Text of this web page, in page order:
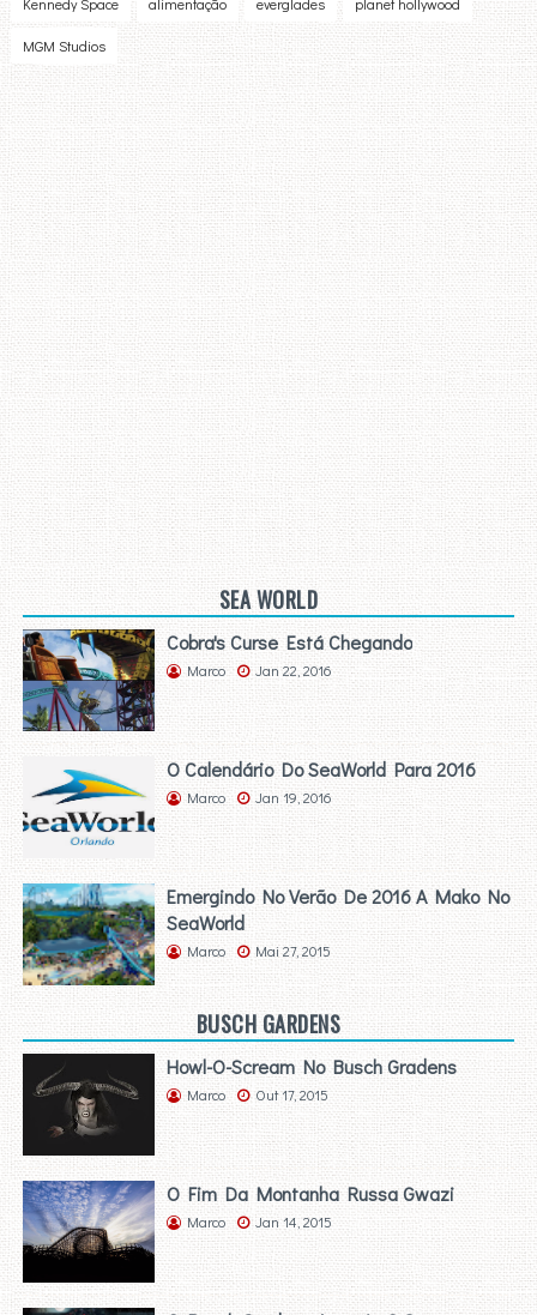
MGM Studios
SEA WORLD
Cobra's Curse Está Chegando
Marco Jan 22, 2016
O Calendário Do SeaWorld Para 2016
Marco Jan 19, 2016
Emergindo No Verão De 2016 A Mako No
SeaWorld
Marco Mai 27, 2015
BUSCH GARDENS
Howl-O-Scream No Busch Gradens
Marco Out 17, 2015
O Fim Da Montanha Russa Gwazi
Marco Jan 14, 2015